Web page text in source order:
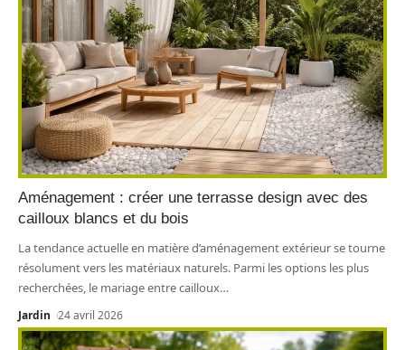
Aménagement : créer une terrasse design avec des
cailloux blancs et du bois
La tendance actuelle en matière d’aménagement extérieur se tourne
résolument vers les matériaux naturels. Parmi les options les plus
recherchées, le mariage entre cailloux…
Jardin 24 avril 2026